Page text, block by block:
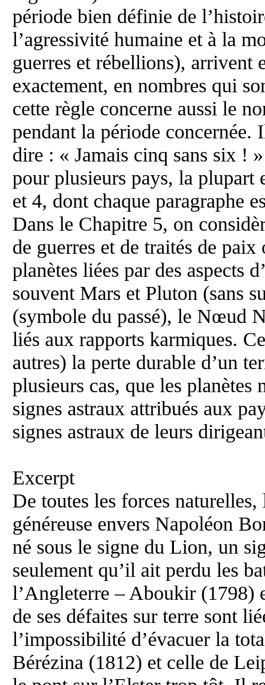
période bien définie de
l’agressivité humaine et à la
guerres et rébellions), arrivent
exactement, en nombres qui
cette règle concerne aussi le
pendant la période
dire : « Jamais cinq sans six !
pour plusieurs pays, la plupart
et 4, dont chaque paragraphe
Dans le Chapitre 5, on
de guerres et de traités de
planètes liées par des aspects
souvent Mars et Pluton (sans
(symbole du passé), le Nœud
liés aux rapports karmiques.
autres) la perte durable d’un
plusieurs cas, que les planètes
signes astraux attribués aux
signes astraux de leurs
Excerpt
De toutes les forces
généreuse envers Napoléon
né sous le signe du Lion, un
seulement qu’il ait perdu les
l’Angleterre – Aboukir (1798)
de ses défaites sur terre sont
l’impossibilité d’évacuer la
Bérézina (1812) et celle de